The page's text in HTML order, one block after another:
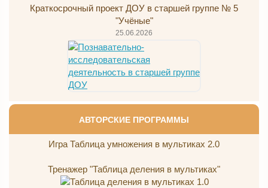
Краткосрочный проект ДОУ в старшей группе № 5
"Учёные"
25.06.2026
АВТОРСКИЕ ПРОГРАММЫ
Игра Таблица умножения в мультиках 2.0
Тренажер "Таблица деления в мультиках"